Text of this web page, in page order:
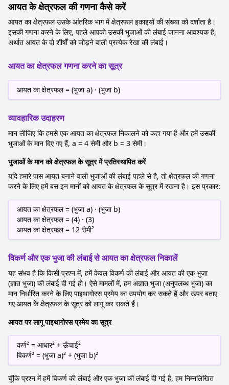
आयत के क्षेत्रफल की गणना कैसे करें
आयत का क्षेत्रफल उसके आंतरिक भाग में क्षेत्रफल इकाइयों की संख्या को दर्शाता है।
इसकी गणना करने के लिए, पहले आपको उसकी भुजाओं की लंबाई जानना आवश्यक है,
अर्थात आयत के दो शीर्षों को जोड़ने वाली प्रत्येक रेखा की लंबाई।
आयत का क्षेत्रफल गणना करने का सूत्र
आयत का क्षेत्रफल = (भुजा a) · (भुजा b)
व्यावहारिक उदाहरण
मान लीजिए कि हमसे एक आयत का क्षेत्रफल निकालने को कहा गया है और हमें उसकी
भुजाओं के मान दिए गए हैं, a = 4 सेमी और b = 3 सेमी।
भुजाओं के मान को क्षेत्रफल के सूत्र में प्रतिस्थापित करें
यदि हमारे पास आयत बनाने वाली भुजाओं की लंबाई पहले से है, तो क्षेत्रफल की गणना
करने के लिए हमें बस इन मानों को आयत के क्षेत्रफल के सूत्र में रखना है। इस प्रकार:
आयत का क्षेत्रफल = (भुजा a) · (भुजा b)
आयत का क्षेत्रफल = (4) · (3)
आयत का क्षेत्रफल = 12 सेमी²
विकर्ण और एक भुजा की लंबाई से आयत का क्षेत्रफल निकालें
यह संभव है कि किसी प्रश्न में, हमें केवल विकर्ण की लंबाई और आयत की एक भुजा
(ज्ञात भुजा) की लंबाई दी गई हो। ऐसे मामलों में, हम अज्ञात भुजा (अनुपलब्ध भुजा) का
मान निर्धारित करने के लिए पाइथागोरस प्रमेय का उपयोग कर सकते हैं और ऊपर बताए
गए आयत के क्षेत्रफल के सूत्र को लागू कर सकते हैं।
आयत पर लागू पाइथागोरस प्रमेय का सूत्र
कर्ण² = आधार² + ऊँचाई²
विकर्ण² = (भुजा a)² + (भुजा b)²
चूँकि प्रश्न में हमें विकर्ण की लंबाई और एक भुजा की लंबाई दी गई है, हम निम्नलिखित